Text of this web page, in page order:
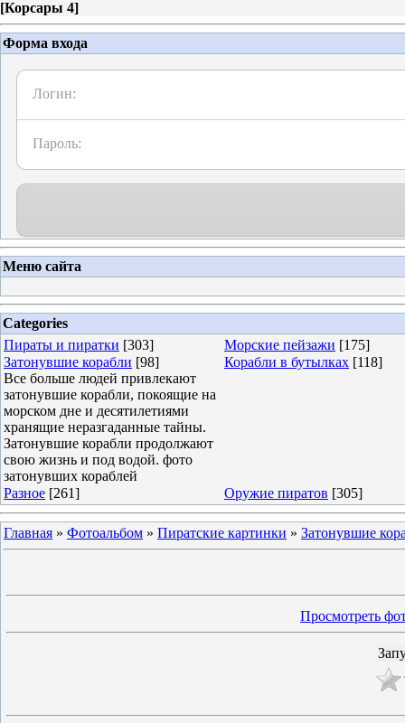
[Корсары 4]
Форма входа
Логин:
Пароль:
Меню сайта
Categories
Пираты и пиратки [303] Морские пейзажи [175]
Затонувшие корабли [98]
Все больше людей привлекают
затонувшие корабли, покоящие на
морском дне и десятилетиями
хранящие неразгаданные тайны.
Затонувшие корабли продолжают
свою жизнь и под водой. фото
затонувших кораблей
Корабли в бутылках [118]
Разное [261] Оружие пиратов [305]
Главная » Фотоальбом » Пиратские картинки » Затонувшие
Просмотреть